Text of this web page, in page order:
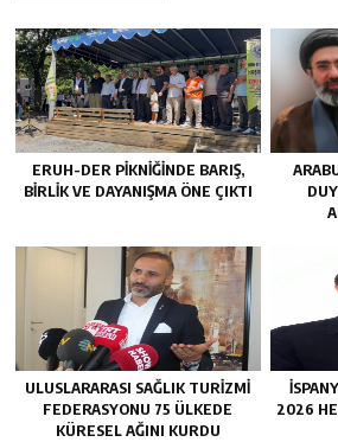
ERUH-DER PIKNIĞINDE BARIŞ,
BIRLIK VE DAYANIŞMA ÖNE ÇIKTI
ULUSLARARASI SAĞLIK TURIZMI
FEDERASYONU 75 ÜLKEDE
KÜRESEL AĞINI KURDU
2026